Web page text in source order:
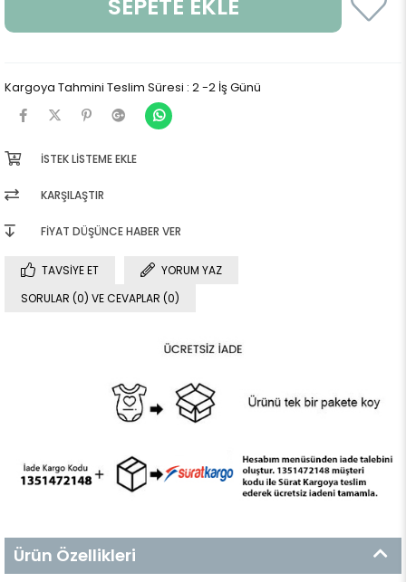
Kargoya Tahmini Teslim Süresi : 2 -2 İş Günü
İSTEK LISTEME EKLE
KARŞILAŞTIR
FIYAT DÜŞÜNCE HABER VER
TAVSIYE ET
YORUM YAZ
SORULAR (0) VE CEVAPLAR (0)
Ürün Özellikleri